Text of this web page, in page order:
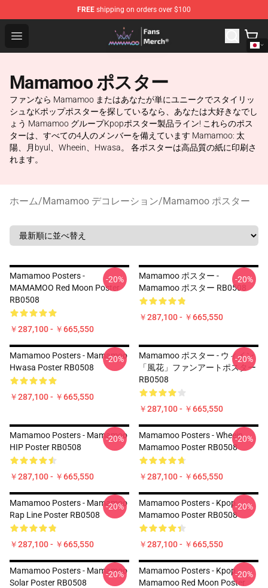
FREE shipping on orders over $100
Open menu
Mamamoo Store - Official Mamamoo Merchandise Shop
Mamamoo ポスター
ファンなら Mamamoo またはあなたが単にユニークでスタイリッ
シュなKポップポスターを探しているなら、あなたは大好きなでし
ょう Mamamoo グループKpopポスター製品ライン! これらのポス
ターは、すべての4人のメンバーを備えています Mamamoo: 太
陽、月byul、Wheein、Hwasa。 各ポスターは高品質の紙に印刷さ
れます。
ホーム/Mamamoo デコレーション/Mamamoo ポスター
Mamamoo Posters -
MAMAMOO Red Moon Poster
RB0508
￥287,100 - ￥665,550
-20%
Mamamoo ポスター -
Mamamoo ポスター RB0508
￥287,100 - ￥665,550
-20%
Mamamoo Posters - Mamamoo
Hwasa Poster RB0508
￥287,100 - ￥665,550
-20%
Mamamoo ポスター - ウィイン
「風花」ファンアートポスター
RB0508
￥287,100 - ￥665,550
-20%
Mamamoo Posters - Mamamoo
HIP Poster RB0508
￥287,100 - ￥665,550
-20%
Mamamoo Posters - Wheein
Mamamoo Poster RB0508
￥287,100 - ￥665,550
-20%
Mamamoo Posters - Mamamoo
Rap Line Poster RB0508
￥287,100 - ￥665,550
-20%
Mamamoo Posters - Kpop
Mamamoo Poster RB0508
￥287,100 - ￥665,550
-20%
Mamamoo Posters - Mamamoo
Solar Poster RB0508
-20%
Mamamoo Posters - Kpop
Mamamoo Red Moon Poster
-20%